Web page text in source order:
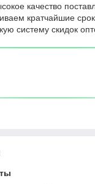
качество
кратчайшие
систему скидок